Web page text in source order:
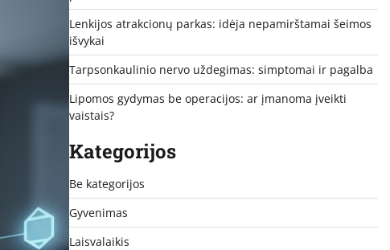
Lenkijos atrakcionų parkas: idėja nepamirštamai šeimos
išvykai
Tarpsonkaulinio nervo uždegimas: simptomai ir pagalba
Lipomos gydymas be operacijos: ar įmanoma įveikti
vaistais?
Kategorijos
Be kategorijos
Gyvenimas
Laisvalaikis